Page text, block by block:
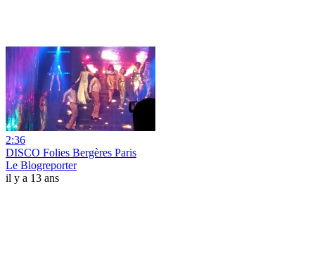
2:36
DISCO Folies Bergères Paris
Le Blogreporter
il y a 13 ans